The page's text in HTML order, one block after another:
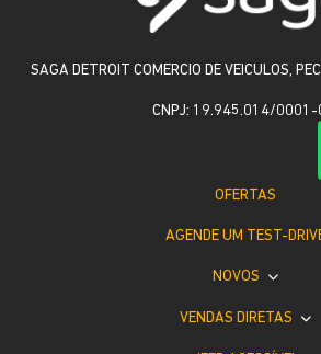
SAGA DETROIT COMERCIO DE VEICULOS,
CNPJ: 19.945.014/0001-
OFERTAS
AGENDE UM TEST-
NOVOS
VENDAS DIRETAS